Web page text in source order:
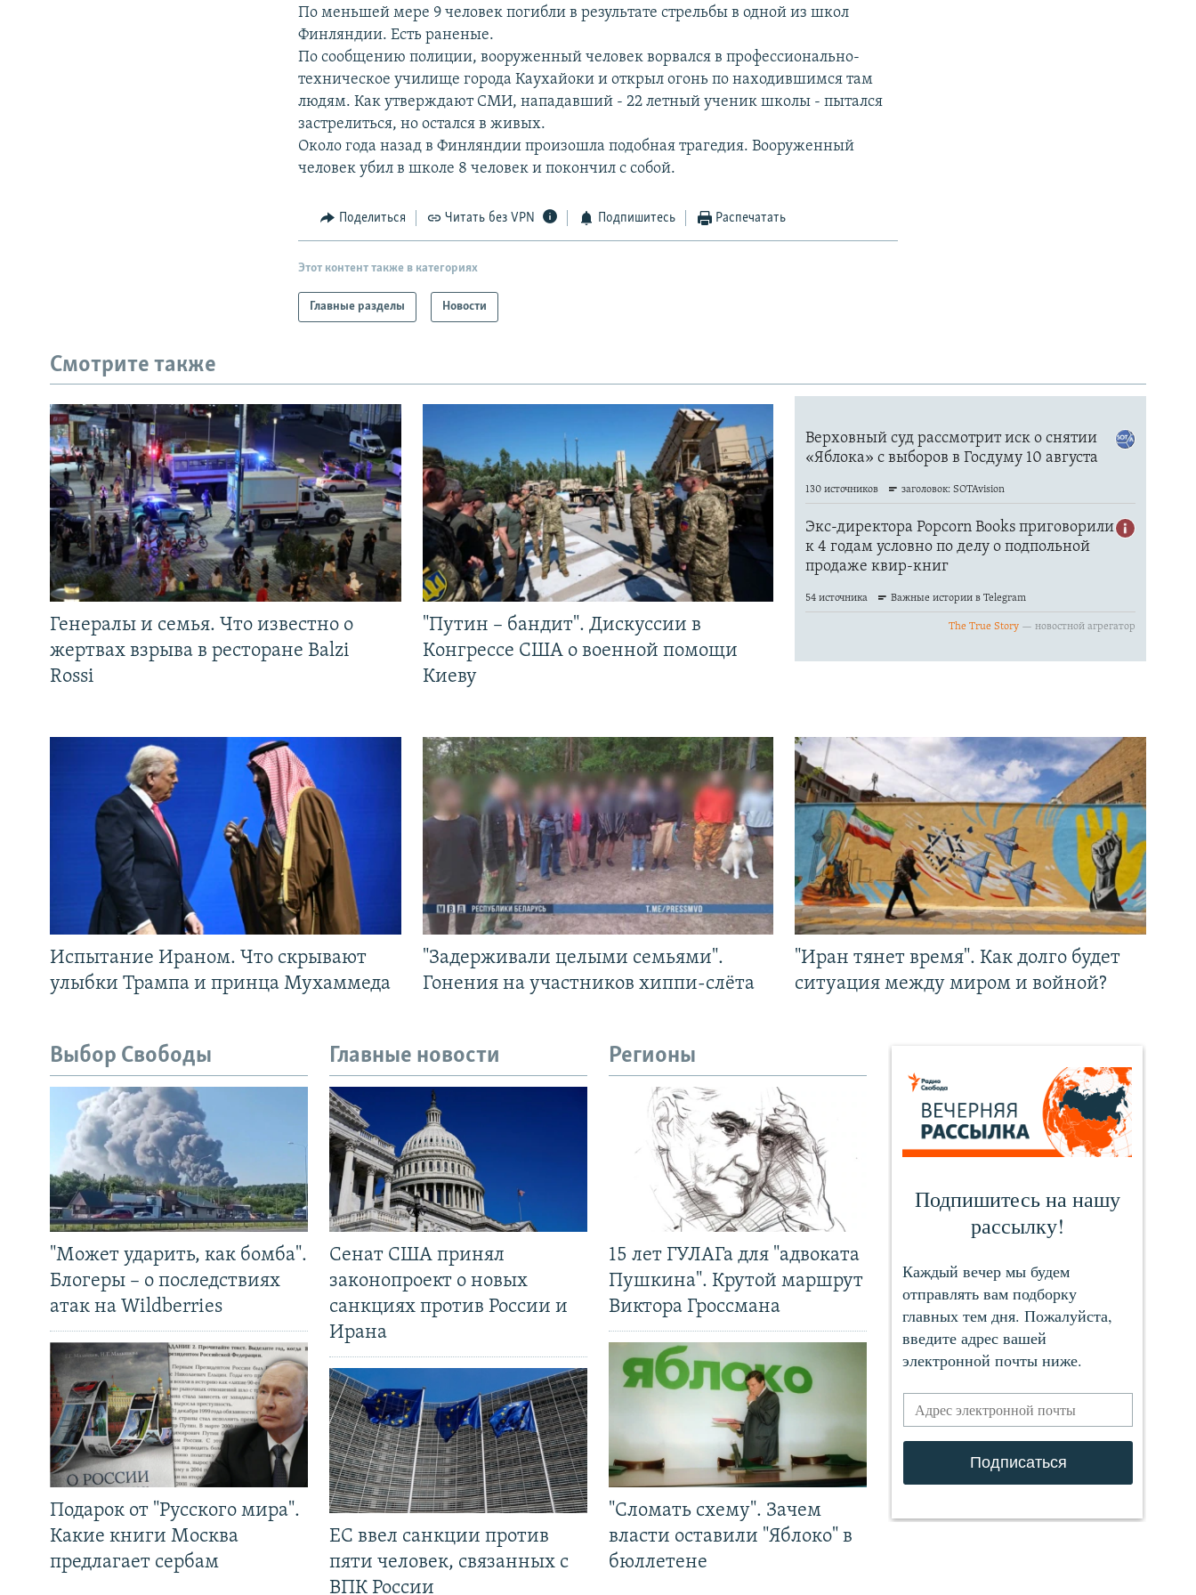
По меньшей мере 9 человек погибли в результате стрельбы в одной из школ
Финляндии. Есть раненые.
По сообщению полиции, вооруженный человек ворвался в профессионально-
техническое училище города Каухайоки и открыл огонь по находившимся там
людям. Как утверждают СМИ, нападавший - 22 летный ученик школы - пытался
застрелиться, но остался в живых.
Около года назад в Финляндии произошла подобная трагедия. Вооруженный
человек убил в школе 8 человек и покончил с собой.
Поделиться Читать без VPN Подпишитесь Распечатать
Этот контент также в категориях
Главные разделы Новости
Смотрите также
Генералы и семья. Что известно о
жертвах взрыва в ресторане Balzi
Rossi
"Путин – бандит". Дискуссии в
Конгрессе США о военной помощи
Киеву
Испытание Ираном. Что скрывают
улыбки Трампа и принца Мухаммеда
"Задерживали целыми семьями".
Гонения на участников хиппи-слёта
"Иран тянет время". Как долго будет
ситуация между миром и войной?
Выбор Свободы
"Может ударить, как бомба".
Блогеры – о последствиях
атак на Wildberries
Подарок от "Русского мира".
Какие книги Москва
предлагает сербам
Главные новости
Сенат США принял
законопроект о новых
санкциях против России и
Ирана
ЕС ввел санкции против
пяти человек, связанных с
ВПК России
Регионы
15 лет ГУЛАГа для "адвоката
Пушкина". Крутой маршрут
Виктора Гроссмана
"Сломать схему". Зачем
власти оставили "Яблоко" в
бюллетене